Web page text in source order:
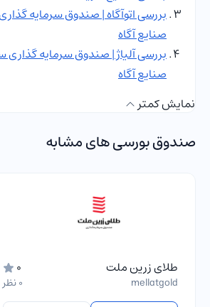
بررسی اتوآگاه | صندوق سرمایه
صنایع آگاه
بررسی آلیاژ | صندوق سرمایه
صنایع آگاه
نمایش کمتر
صندوق بورسی های مشابه
طلای زرین ملت
mellatgold
0
0 نظر